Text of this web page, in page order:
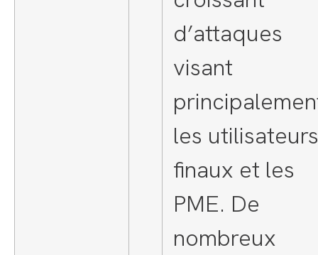
d’attaques
visant
les utilisateurs
finaux et les
PME. De
nombreux